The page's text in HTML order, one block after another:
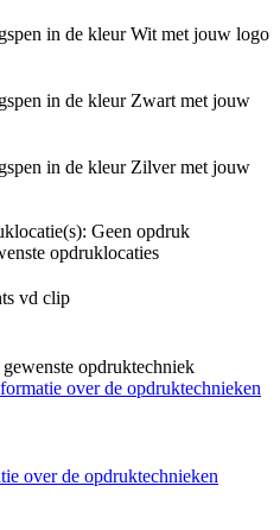
Geen opdruk
opdruklocaties
vd clip
gewenste opdruktechniek
over de opdruktechnieken
over de opdruktechnieken